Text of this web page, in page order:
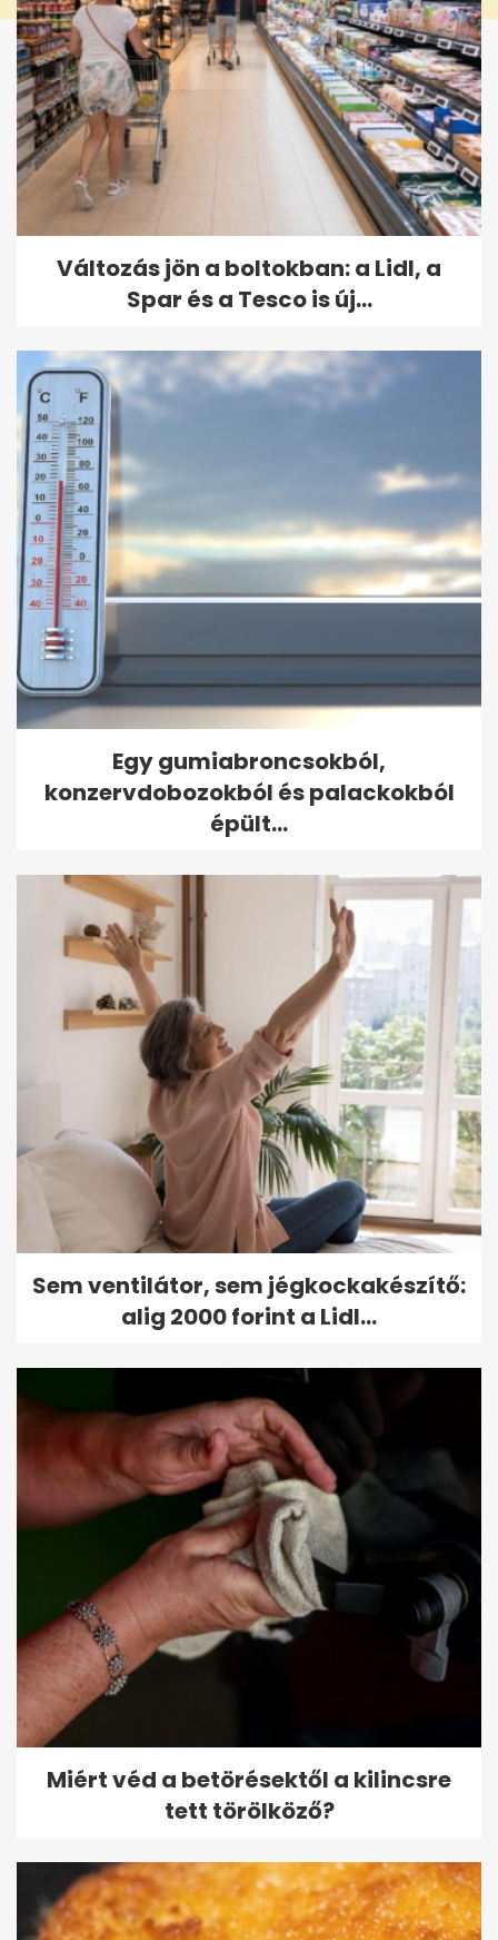
Változás jön a boltokban: a Lidl, a
Spar és a Tesco is új...
Egy gumiabroncsokból,
konzervdobozokból és palackokból
épült...
Sem ventilátor, sem jégkockakészítő:
alig 2000 forint a Lidl...
Miért véd a betörésektől a kilincsre
tett törölköző?